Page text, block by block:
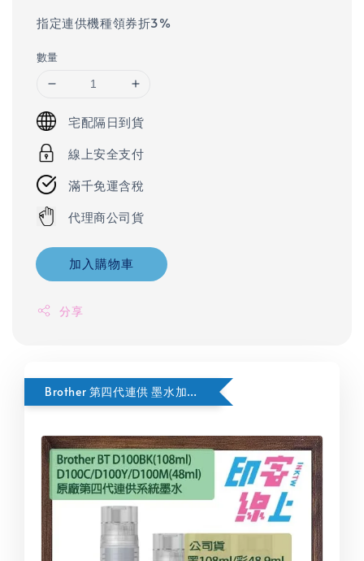
指定連供機種領券折3%​
數量
宅配隔日到貨
線上安全支付
滿千免運含稅
代理商公司貨
加入購物車
分享
Brother 第四代連供 墨水加購按這裡